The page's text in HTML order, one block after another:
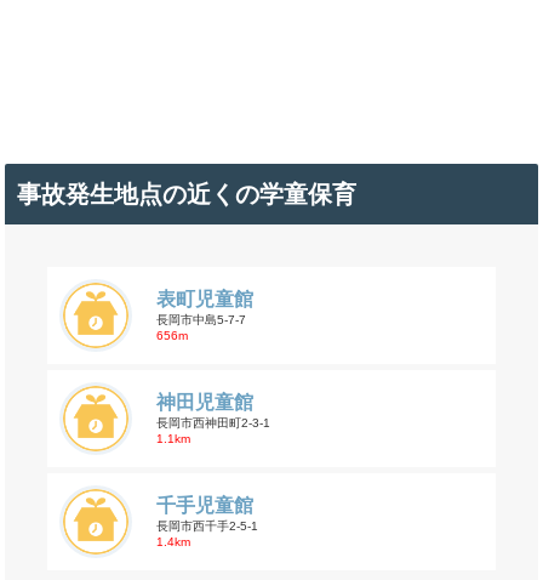
事故発生地点の近くの学童保育
表町児童館
長岡市中島5-7-7
656m
神田児童館
長岡市西神田町2-3-1
1.1km
千手児童館
長岡市西千手2-5-1
1.4km